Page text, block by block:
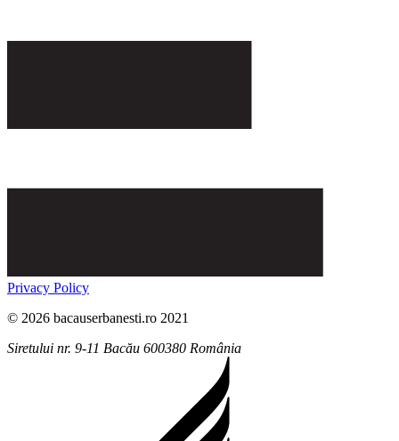
Privacy Policy
© 2026 bacauserbanesti.ro 2021
Siretului nr. 9-11 Bacău 600380 România